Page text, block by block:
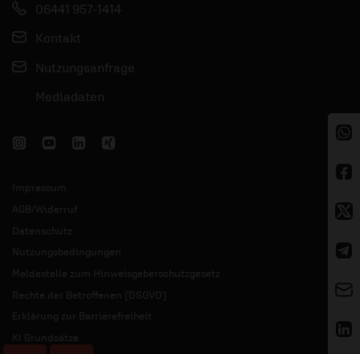
06441 957-1414
Kontakt
Nutzungsanfrage
Mediadaten
Impressum
AGB/Widerruf
Datenschutz
Nutzungsbedingungen
Meldestelle zum Hinweisgeberschutzgesetz
Rechte der Betroffenen (DSGVO)
Erklärung zur Barrierefreiheit
KI Grundsätze